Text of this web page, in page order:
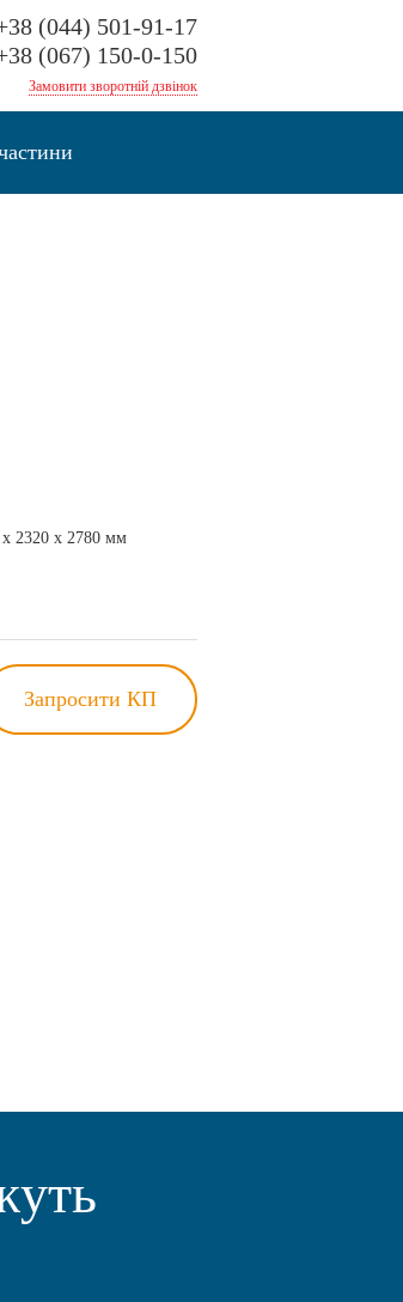
(044) 501-91-17
(067) 150-0-150
Замовити зворотній дзвінок
2320 х 2780 мм
Запросити КП